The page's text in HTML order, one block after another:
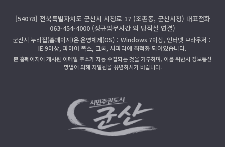
[54078] 전북특별자치도 군산시 시청로 17 (조촌동, 군산시청) 대표전화
063-454-4000 (정규업무시간 외 당직실 연결)
군산시 누리집(홈페이지)은 운영체제(OS)：Windows 7이상, 인터넷 브라우저：
IE 9이상, 파이어 폭스, 크롬, 사파리에 최적화 되어있습니다.
본 홈페이지에 게시된 이메일 주소가 자동 수집되는 것을 거부하며, 이를 위반시 정보통신
망법에 의해 처벌됨을 유념하시기 바랍니다.